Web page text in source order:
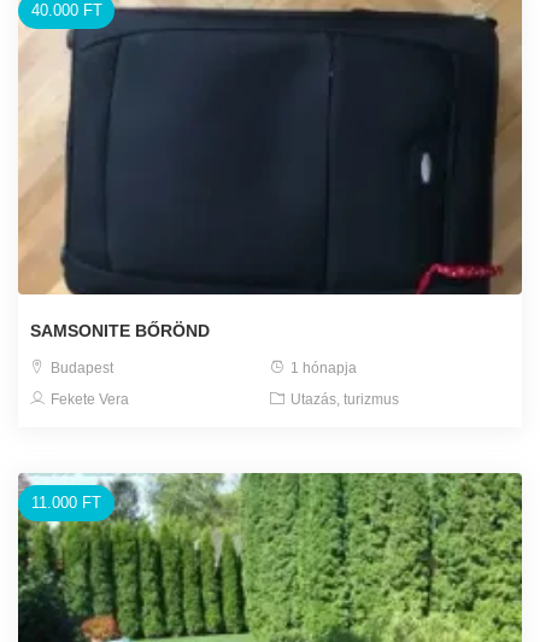
40.000 FT
SAMSONITE BŐRÖND
Budapest
1 hónapja
Fekete Vera
Utazás, turizmus
11.000 FT